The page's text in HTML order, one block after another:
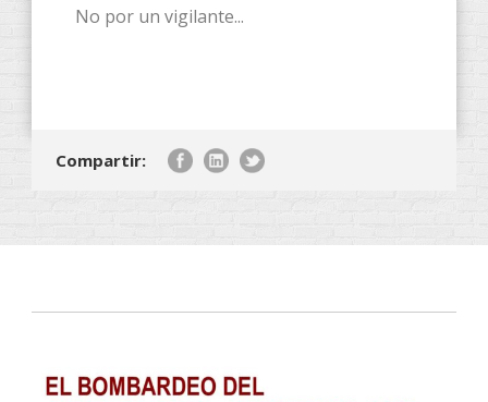
No por un vigilante...
Compartir: